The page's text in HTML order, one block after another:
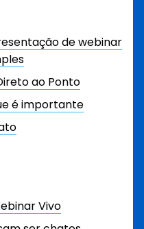
de webinar
ao Ponto
é importante
Vivo